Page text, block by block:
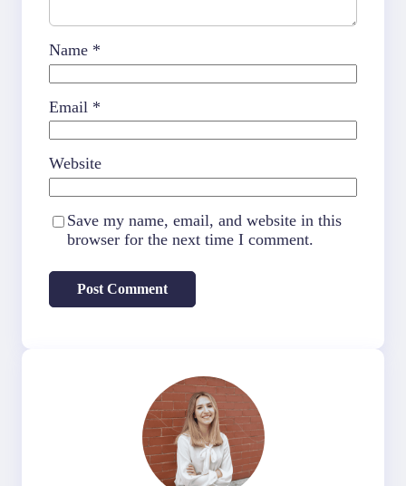
Name *
Email *
Website
Save my name, email, and website in this
browser for the next time I comment.